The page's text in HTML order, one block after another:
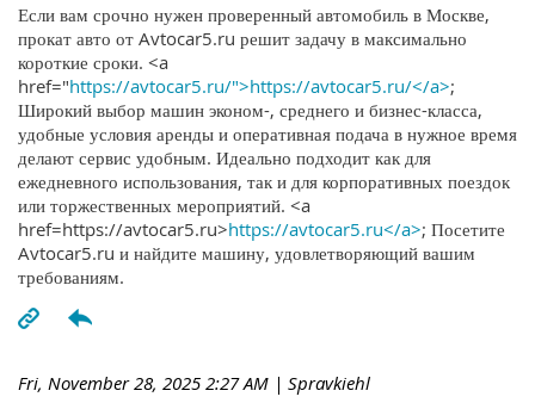
Если вам срочно нужен проверенный автомобиль в Москве,
прокат авто от Avtocar5.ru решит задачу в максимально
короткие сроки. <a
href="https://avtocar5.ru/">https://avtocar5.ru/</a>;
Широкий выбор машин эконом-, среднего и бизнес-класса,
удобные условия аренды и оперативная подача в нужное время
делают сервис удобным. Идеально подходит как для
ежедневного использования, так и для корпоративных поездок
или торжественных мероприятий. <a
href=https://avtocar5.ru>https://avtocar5.ru</a>; Посетите
Avtocar5.ru и найдите машину, удовлетворяющий вашим
требованиям.
Fri, November 28, 2025 2:27 AM | Spravkiehl